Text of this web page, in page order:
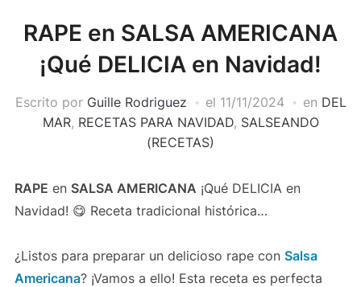
RAPE en SALSA AMERICANA
¡Qué DELICIA en Navidad!
Escrito por Guille Rodriguez el 11/11/2024 en DEL
MAR, RECETAS PARA NAVIDAD, SALSEANDO
(RECETAS)
RAPE en SALSA AMERICANA ¡Qué DELICIA en
Navidad! 😋 Receta tradicional histórica…
¿Listos para preparar un delicioso rape con Salsa
Americana? ¡Vamos a ello! Esta receta es perfecta